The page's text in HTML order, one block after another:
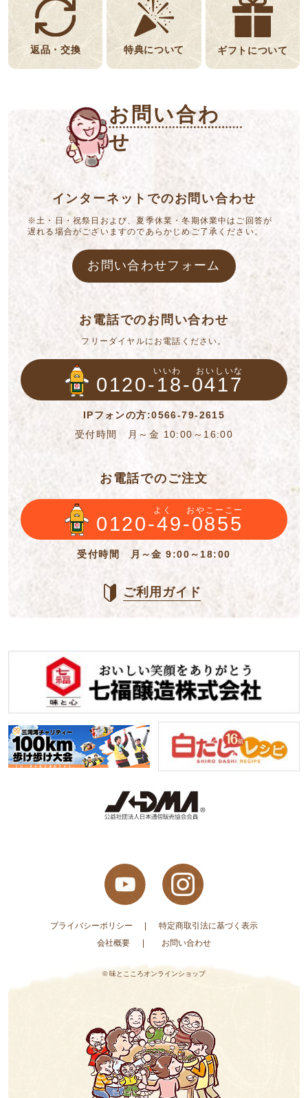
返品・交換 特典について ギフトについて
お問い合わ
せ
インターネットでのお問い合わせ
※土・日・祝祭日および、夏季休業・冬期休業中はご回答が
遅れる場合がございますのであらかじめご了承ください。
お問い合わせフォーム
お電話でのお問い合わせ
フリーダイヤルにお電話ください。
いいわ おいしいな
0120-18-0417
IPフォンの方:0566-79-2615
受付時間 月～金 10:00～16:00
お電話でのご注文
よく おやこーこー
0120-49-0855
受付時間 月～金 9:00～18:00
ご利用ガイド
プライバシーポリシー
特定商取引法に基づく表示
会社概要
お問い合わせ
© 味とこころオンラインショップ